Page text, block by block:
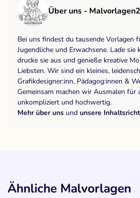
Über uns -
Bei uns findest du tausende Vorlagen
Jugendliche und Erwachsene. Lade
drucke sie aus und genieße kreative
Liebsten. Wir sind ein kleines,
Grafikdesigner:inn, Pädagog:innen &
Gemeinsam machen wir Ausmalen für
unkompliziert und hochwertig.
Mehr über uns und unsere
Ähnliche Malvorlagen